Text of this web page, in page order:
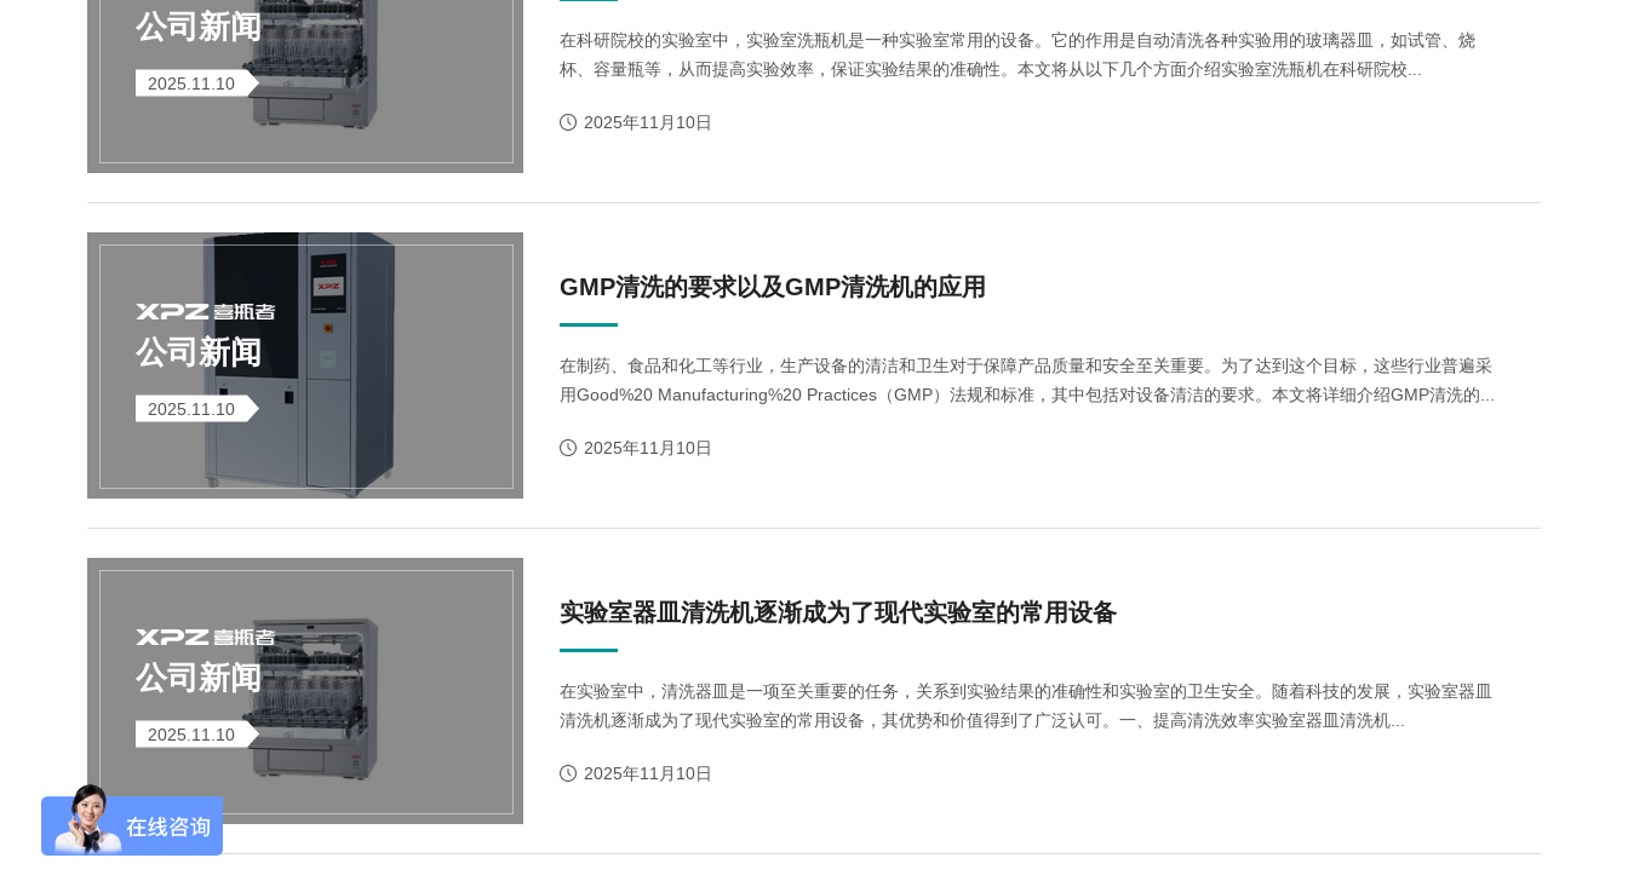
G系列
Glory-3/F3极智版全
Glory-3/F3经典版全
自动洗瓶机
瓶机
A系列
Aurora-3/F3极智版
Aurora-3/F3经典版
实验室洗瓶机
实验室洗瓶机
瓶机
Aurora-2实验室洗
瓶机
机
GMP-2000清洗机 GMP-2500清洗机
公司新闻
2025.11.10
在科研院校的实验室中，实验室洗瓶机是一种实验室常用的设备。它的作用是自动清洗各种实验用的玻璃器皿，如试管、烧
杯、容量瓶等，从而提高实验效率，保证实验结果的准确性。本文将从以下几个方面介绍实验室洗瓶机在科研院校...
2025年11月10日
公司新闻
2025.11.10
GMP清洗的要求以及GMP清洗机的应用
在制药、食品和化工等行业，生产设备的清洁和卫生对于保障产品质量和安全至关重要。为了达到这个目标，这些行业普遍采
用Good%20 Manufacturing%20 Practices（GMP）法规和标准，其中包括对设备清洁的要求。本文将详细介绍GMP清洗的...
2025年11月10日
公司新闻
2025.11.10
实验室器皿清洗机逐渐成为了现代实验室的常用设备
在实验室中，清洗器皿是一项至关重要的任务，关系到实验结果的准确性和实验室的卫生安全。随着科技的发展，实验室器皿
清洗机逐渐成为了现代实验室的常用设备，其优势和价值得到了广泛认可。一、提高清洗效率实验室器皿清洗机...
2025年11月10日